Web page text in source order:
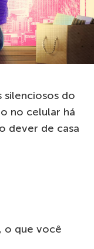
silenciosos do
no celular há
dever de casa
o que você